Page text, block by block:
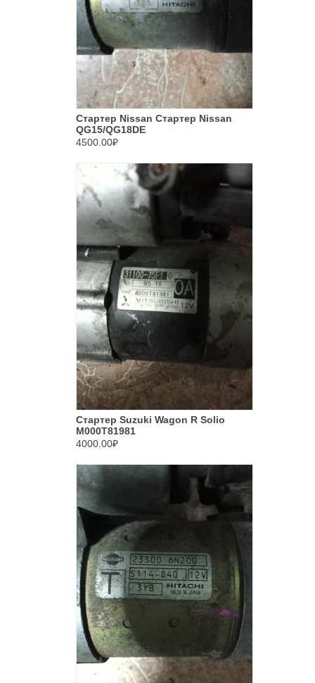
Стартер Nissan Стартер Nissan
QG15/QG18DE
4500.00₽
Стартер Suzuki Wagon R Solio
M000T81981
4000.00₽